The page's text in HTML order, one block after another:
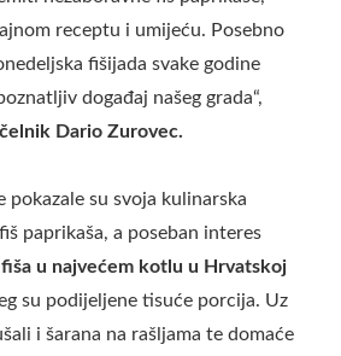
receptu i umijeću. Posebno
fišijada svake godine
događaj našeg grada“,
Dario Zurovec.
pokazale su svoja kulinarska
paprikaša, a poseban interes
u najvećem kotlu u Hrvatskoj
su podijeljene tisuće porcija. Uz
i šarana na rašljama te domaće